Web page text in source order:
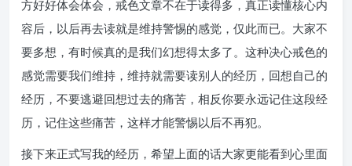
方好好体会体会，戒色文章不在于读得多，真正读懂核心内
容后，以后再去读就是维持警惕的感觉，仅此而已。大家不
要多想，有时候真的是我们幻想得太多了。这种决心戒色的
感觉需要我们维持，维持就需要读别人的经历，回想自己的
经历，不要逃避回想过去的痛苦，相反你要永远记住这段经
历，记住这些痛苦，这样才能警惕以后不再犯。
接下来正式写我的经历，希望上面的话大家更能看到心里面